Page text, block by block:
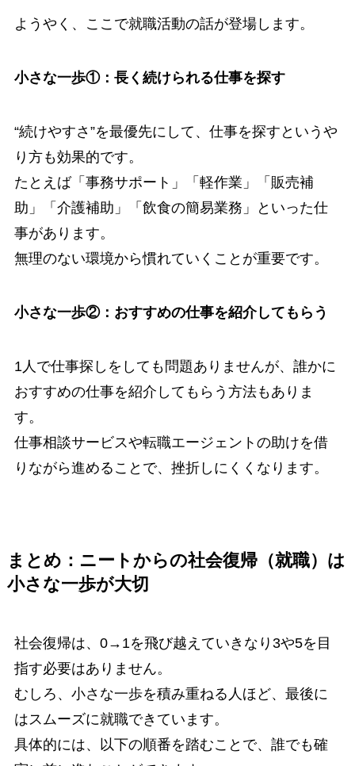
ようやく、ここで就職活動の話が登場します。
小さな一歩①：長く続けられる仕事を探す
“続けやすさ”を最優先にして、仕事を探すというや
り方も効果的です。
たとえば「事務サポート」「軽作業」「販売補
助」「介護補助」「飲食の簡易業務」といった仕
事があります。
無理のない環境から慣れていくことが重要です。
小さな一歩②：おすすめの仕事を紹介してもらう
1人で仕事探しをしても問題ありませんが、誰かに
おすすめの仕事を紹介してもらう方法もありま
す。
仕事相談サービスや転職エージェントの助けを借
りながら進めることで、挫折しにくくなります。
まとめ：ニートからの社会復帰（就職）は
小さな一歩が大切
社会復帰は、0→1を飛び越えていきなり3や5を目
指す必要はありません。
むしろ、小さな一歩を積み重ねる人ほど、最後に
はスムーズに就職できています。
具体的には、以下の順番を踏むことで、誰でも確